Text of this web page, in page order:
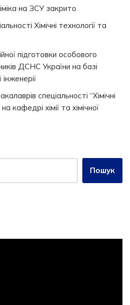
на ЗСУ закрито
Хімічні технології та
підготовки особового
ДСНС України на базі
інженерії
спеціальності “Хімічні
кафедрі хімії та хімічної
Пошук